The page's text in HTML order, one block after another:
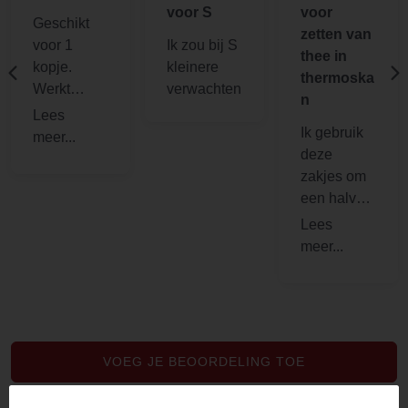
Geschikt
voor 1
kopje.
Werkt
perfect
voor S
Ik zou bij S
kleinere
verwachten
voor
zetten van
thee in
thermoska
n
Ik gebruik
deze
zakjes om
een halve
liter thee te
zetten. Ze
VOEG JE BEOORDELING TOE